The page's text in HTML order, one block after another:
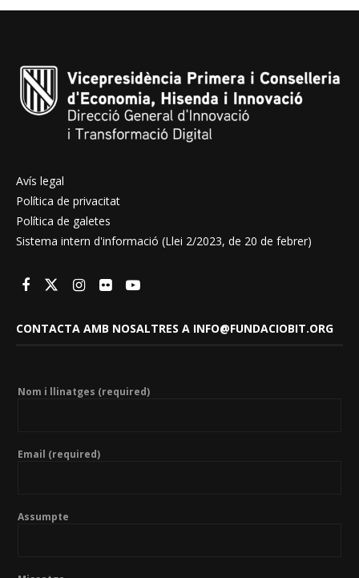
Avís legal
Política de privacitat
Política de galetes
Sistema intern d'informació (Llei 2/2023, de 20 de febrer)
CONTACTA AMB NOSALTRES A INFO@FUNDACIOBIT.ORG
Nom i llinatges (required)
Email (required)
Assumpte